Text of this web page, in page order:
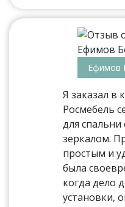
Ефимов
Я заказал в
Росмебель
для
зеркалом.
простым и
была
когда дело
установки,